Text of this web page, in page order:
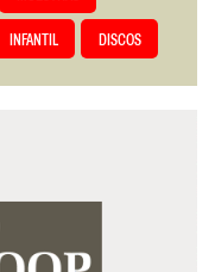
INFANTIL DISCOS